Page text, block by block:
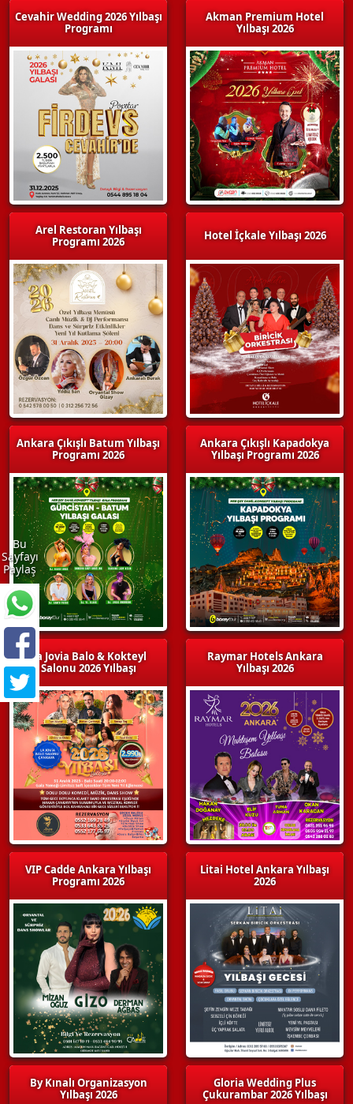
Cevahir Wedding 2026 Yılbaşı
Programı
Arel Restoran Yılbaşı
Programı 2026
Ankara Çıkışlı Batum Yılbaşı
Programı 2026
La Jovia Balo & Kokteyl
Salonu 2026 Yılbaşı
VIP Cadde Ankara Yılbaşı
Programı 2026
By Kınalı Organizasyon
Yılbaşı 2026
Akman Premium Hotel
Yılbaşı 2026
Hotel İçkale Yılbaşı 2026
Ankara Çıkışlı Kapadokya
Yılbaşı Programı 2026
Raymar Hotels Ankara
Yılbaşı 2026
Litai Hotel Ankara Yılbaşı
2026
Gloria Wedding Plus
Çukurambar 2026 Yılbaşı
Bu
Sayfayı
Paylaş